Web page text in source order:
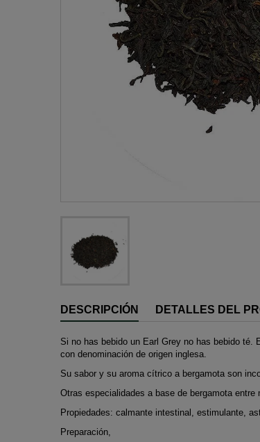
DESCRIPCIÓN DETALLES DEL
Si no has bebido un Earl Grey no has bebido
con denominación de origen inglesa.
Su sabor y su aroma cítrico a bergamota son
Otras especialidades a base de bergamota
Propiedades: calmante intestinal, estimulante,
Preparación,